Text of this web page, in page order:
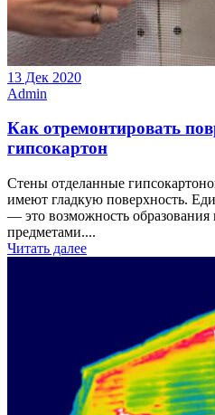
13 Дек 2020
Admin
Как отремонтировать
гипсокартон
Стены отделанные
имеют гладкую поверхность.
— это возможность
предметами....
Читать далее